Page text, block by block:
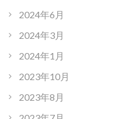
2024年6月
2024年3月
2024年1月
2023年10月
2023年8月